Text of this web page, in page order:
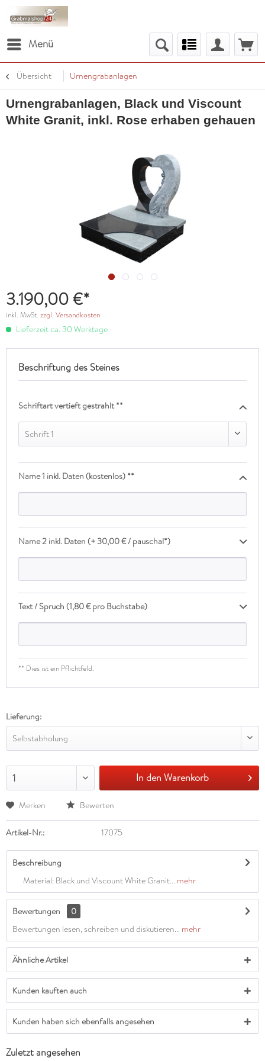
Menü
Übersicht Urnengrabanlagen
Urnengrabanlagen, Black und Viscount
White Granit, inkl. Rose erhaben gehauen
3.190,00 €*
inkl. MwSt. zzgl. Versandkosten
Lieferzeit ca. 30 Werktage
Beschriftung des Steines
Schriftart vertieft gestrahlt **
Schrift 1
Name 1 inkl. Daten (kostenlos) **
Name 2 inkl. Daten (+ 30,00 € / pauschal*)
Text / Spruch (1,80 € pro Buchstabe)
** Dies ist ein Pflichtfeld.
Lieferung:
Selbstabholung
1 In den Warenkorb
Merken Bewerten
Artikel-Nr.: 17075
Beschreibung
Material: Black und Viscount White Granit... mehr
Bewertungen
0
Bewertungen lesen, schreiben und diskutieren... mehr
Ähnliche Artikel
Kunden kauften auch
Kunden haben sich ebenfalls angesehen
Zuletzt angesehen